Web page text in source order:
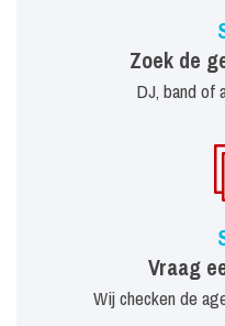
Zoek de
DJ, band of
Vraag
Wij checken de